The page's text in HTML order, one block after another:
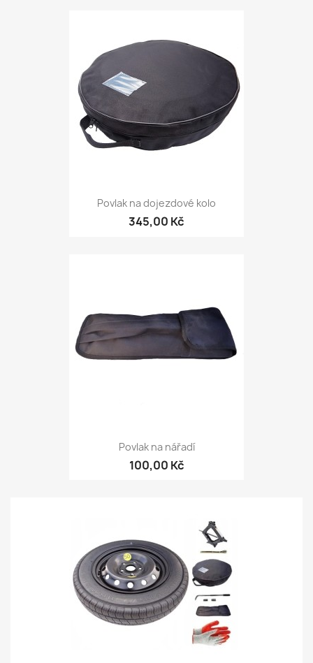
Povlak na dojezdové kolo
345,00 Kč
Povlak na nářadí
100,00 Kč